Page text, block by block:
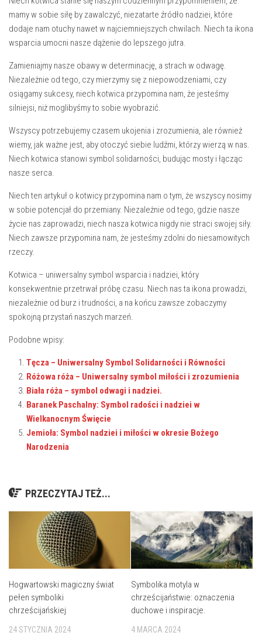
mamy w ⁤sobie siłę by zawalczyć, ​niezatarte źródło nadziei, które
dodaje ⁢nam otuchy nawet w najciemniejszych‍ chwilach. Niech ‍ta⁤ ikona
wsparcia ‌umocni⁤ nasze dążenie do lepszego jutra.
Zamieniajmy ⁤nasze ​obawy ⁤w ⁤determinację, a strach w odwagę.
Niezależnie od tego, czy mierzymy się ‍z niepowodzeniami, czy
osiągamy sukcesy, niech ⁢kotwica przypomina ⁣nam, że jesteśmy‍
silniejsi, niż moglibyśmy to ‌sobie wyobrazić.
Wszyscy potrzebujemy czasem‍ ukojenia i zrozumienia, ale również
wiemy, jak ‌ważne jest, aby⁣ otoczyć siebie ludźmi, ​którzy wierzą‌ w nas.
Niech kotwica stanowi symbol⁤ solidarności, budując mosty ⁤i ‍łącząc
nasze serca.
Niech ten artykuł o kotwicy przypomina nam ⁢o tym, że wszyscy nosimy
w ‍sobie potencjał do przemiany. Niezależnie od ‍tego, gdzie⁢ nasze
życie nas zaprowadzi, niech nasza kotwica nigdy nie straci swojej siły.
Niech zawsze przypomina nam,⁣ że jesteśmy zdolni ‌do niesamowitych
rzeczy.
Kotwica – uniwersalny symbol wsparcia i nadziei, który‌
konsekwentnie przetrwał próbę⁣ czasu. Niech nas ta ikona prowadzi,
niezależnie od burz i trudności, a‍ na‌ końcu zawsze⁢ zobaczymy
spokojną ‍przystań ⁤naszych marzeń.
Podobne wpisy:
Tęcza – Uniwersalny Symbol Solidarności i Równości
Różowa róża – Uniwersalny symbol miłości i zrozumienia
Biała róża – symbol odwagi i nadziei.
Baranek Paschalny: Symbol radości i nadziei w
Wielkanocnym Święcie
Jemioła: Symbol nadziei i miłości w okresie Bożego
Narodzenia
PRZECZYTAJ TEŻ...
Hogwartowski magiczny świat
pełen symboliki
chrześcijańskiej
24 STYCZNIA 2024
Symbolika motyla w
chrześcijaństwie: oznaczenia
duchowe i inspiracje.
4 MARCA 2024